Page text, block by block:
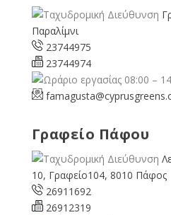
Παραλίμνι
23744975
23744974
08:00 –
famagusta@
Γραφείο Πάφου
10, Γραφείο104, 8010 Πάφος
26911692
26912319